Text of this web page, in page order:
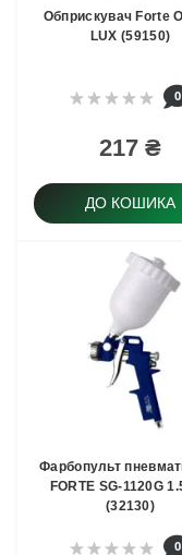
Обприскувач Forte
LUX (59150)
0
217 ₴
ДО КОШИКА
Фарбопульт
FORTE SG-1120G
(32130)
0